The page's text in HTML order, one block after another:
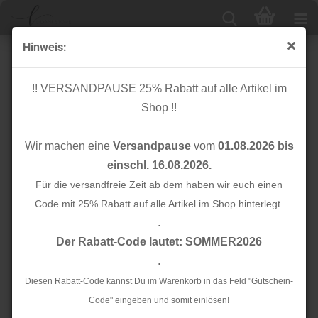
Hinweis:
!! VERSANDPAUSE 25% Rabatt auf alle Artikel im
Shop !!
Wir machen eine Versandpausevom 01.08.2026 bis
einschl. 16.08.2026.
Für die versandfreie Zeit ab dem haben wir euch einen
Code mit 25% Rabatt auf alle Artikel im Shop hinterlegt.
.
Der Rabatt-Code lautet: SOMMER2026
.
Diesen Rabatt-Code kannst Du im Warenkorb in das Feld "Gutschein-
Code" eingeben und somit einlösen!
Reißverschluss - endlos - 5mm - türkisblau